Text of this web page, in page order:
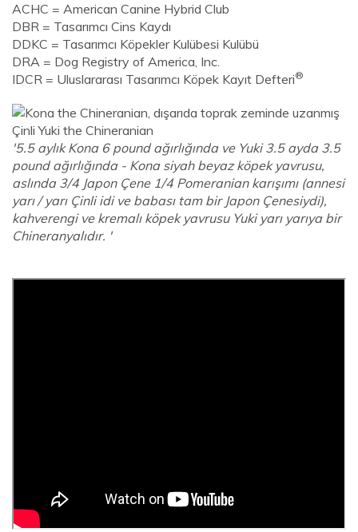
ACHC = American Canine Hybrid Club
DBR = Tasarımcı Cins Kaydı
DDKC = Tasarımcı Köpekler Kulübesi Kulübü
DRA = Dog Registry of America, Inc.
IDCR = Uluslararası Tasarımcı Köpek Kayıt Defteri®
'5.5 aylık Kona 6 pound ağırlığında ve Yuki 3.5 ayda 3.5
pound ağırlığında - Kona siyah beyaz köpek yavrusu,
aslında 3/4 Japon Çene 1/4 Pomeranian karışımı (annesi
yarı / yarı Çinli idi ve babası tam bir Japon Çenesiydi),
kahverengi ve kremalı köpek yavrusu Yuki yarı yarıya bir
Chineranyalıdır. '